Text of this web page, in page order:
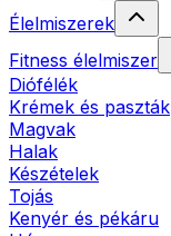
Élelmiszerek
Fitness élelmiszer
Diófélék
Krémek és paszták
Magvak
Halak
Készételek
Tojás
Kenyér és pékáru